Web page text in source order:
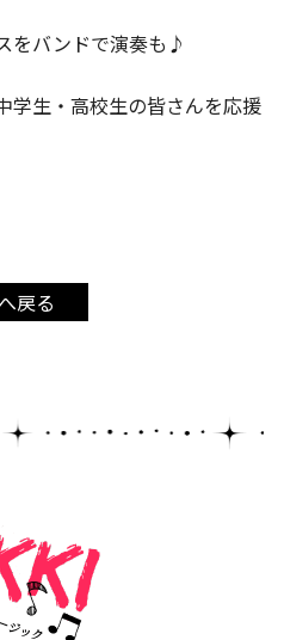
をバンドで演奏も♪
学生・高校生の皆さんを応援
へ戻る